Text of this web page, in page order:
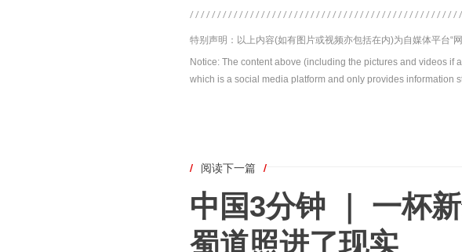
特别声明：以上内容(如有图片或视频亦包括在内)为自媒体平台“
Notice: The content above (including the pictures and videos if
which is a social media platform and only provides information
/ 阅读下一篇 /
中国3分钟 ｜ 一杯
蜀道照进了现实